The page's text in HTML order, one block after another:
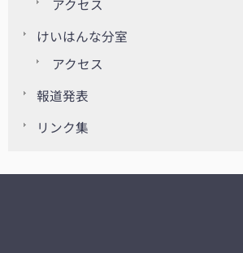
アクセス
けいはんな分室
アクセス
報道発表
リンク集